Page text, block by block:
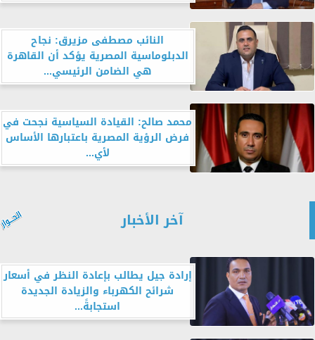
النائب مصطفى مزيرق: نجاح
الدبلوماسية المصرية يؤكد أن القاهرة
هي الضامن الرئيسي...
محمد صالح: القيادة السياسية نجحت في
فرض الرؤية المصرية باعتبارها الأساس
لأي...
آخر الأخبار
إرادة جيل يطالب بإعادة النظر في أسعار
شرائح الكهرباء والزيادة الجديدة
استجابةً...